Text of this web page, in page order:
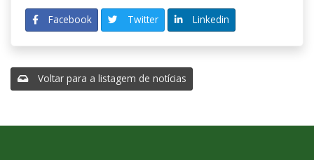
Facebook Twitter Linkedin
Voltar para a listagem de notícias